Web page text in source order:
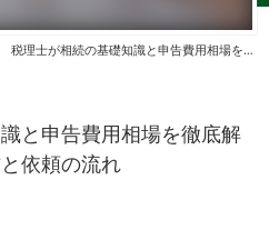
税理士が相続の基礎知識と申告費用相場を徹底解説！失敗しない選び方と依頼の流れ
と申告費用相場を徹底解
依頼の流れ